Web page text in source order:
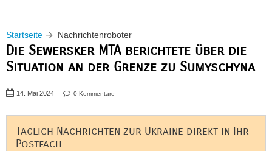
Startseite Nachrichtenroboter
Die Sewersker MTA berichtete über die
Situation an der Grenze zu Sumyschyna
14. Mai 2024 0 Kommentare
Täglich Nachrichten zur Ukraine direkt in Ihr
Postfach